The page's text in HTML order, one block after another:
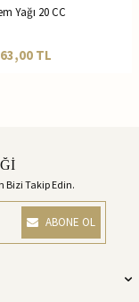
Yağı 20 CC
63,00TL
Bizi Takip Edin.
ABONE OL